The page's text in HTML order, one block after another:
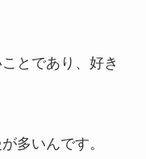
とであり、好き
多いんです。